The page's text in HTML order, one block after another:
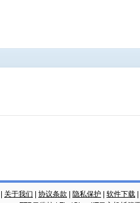
关于我们 协议条款 隐私保护 软件下载